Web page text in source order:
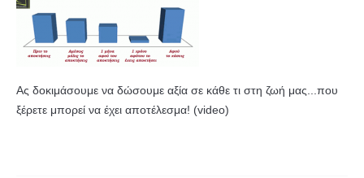
Ας δοκιμάσουμε να δώσουμε αξία σε κάθε τι στη ζωή μας...που
ξέρετε μπορεί να έχει αποτέλεσμα! (video)